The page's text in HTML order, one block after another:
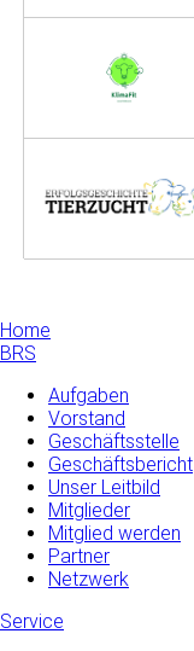
Home
BRS
Aufgaben
Vorstand
Geschäftsstelle
Geschäftsbericht
Unser Leitbild
Mitglieder
Mitglied werden
Partner
Netzwerk
Service